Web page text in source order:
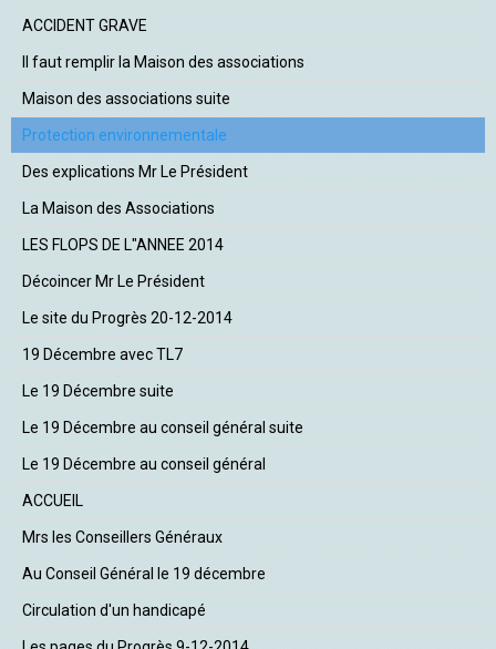
ACCIDENT GRAVE
Il faut remplir la Maison des associations
Maison des associations suite
Protection environnementale
Des explications Mr Le Président
La Maison des Associations
LES FLOPS DE L"ANNEE 2014
Décoincer Mr Le Président
Le site du Progrès 20-12-2014
19 Décembre avec TL7
Le 19 Décembre suite
Le 19 Décembre au conseil général suite
Le 19 Décembre au conseil général
ACCUEIL
Mrs les Conseillers Généraux
Au Conseil Général le 19 décembre
Circulation d'un handicapé